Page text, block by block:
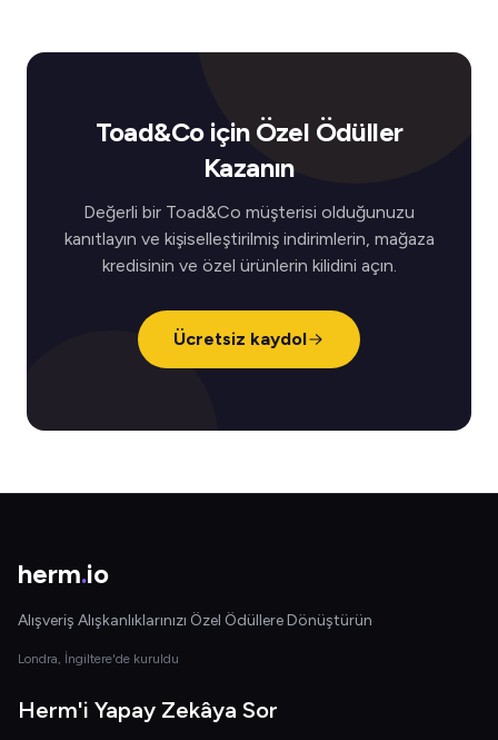
Toad&Co için Özel Ödüller
Kazanın
Değerli bir Toad&Co müşterisi olduğunuzu
kanıtlayın ve kişiselleştirilmiş indirimlerin, mağaza
kredisinin ve özel ürünlerin kilidini açın.
Ücretsiz kaydol
herm.io
Alışveriş Alışkanlıklarınızı Özel Ödüllere Dönüştürün
Londra, İngiltere'de kuruldu
Herm'i Yapay Zekâya Sor